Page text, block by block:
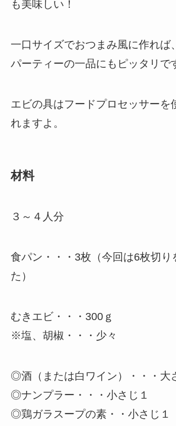
も美味しい！
一口サイズでおつまみ風に作れば
パーティーの一品にもピッタリで
エビの具はフードプロセッサーを
れますよ。
材料
３～４人分
食パン・・・3枚（今回は6枚切り
た）
むきエビ・・・300ｇ
※塩、胡椒・・・少々
◎酒（または白ワイン）・・・大
◎ナンプラー・・・小さじ１
◎鶏ガラスープの素・・小さじ１